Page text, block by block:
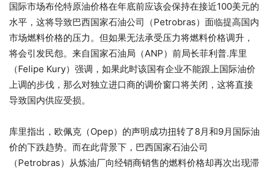
国际市场布伦特原油价格在年底前应该会保持在接近100美元的
水平，这将导致巴西国家石油公司（Petrobras）面临提高国内
市场燃料价格的压力。但如果无法承受压力将燃料价格调升，
将会引发民怨。来自国家石油局（ANP）前局长菲利普.库里
（Felipe Kury）强调，如果此时该国有企业不能跟上国际油价
上调的步伐，那么对独立进口商的调价窗口将关闭，这将直接
导致国内供应受损。
库里指出，欧佩克（Opep）的声明成功扭转了8月和9月国际油
价的下跌趋势。而在此背景下，巴西国家石油公司
（Petrobras）从炼油厂向经销商销售的燃料价格却再次出现滞